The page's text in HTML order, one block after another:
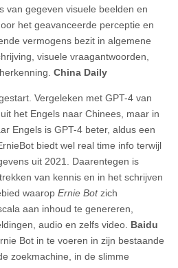
van gegeven visuele beelden en
het geavanceerde perceptie en
vermogens bezit in algemene
visuele vraagantwoorden,
China Daily
Vergeleken met GPT-4 van
het Engels naar Chinees, maar in
Engels is GPT-4 beter, aldus een
biedt wel real time info terwijl
uit 2021. Daarentegen is
van kennis en in het schrijven
waarop Ernie Botzich
aan inhoud te genereren,
audio en zelfs video. Baidu
Bot in te voeren in zijn bestaande
zoekmachine, in de slimme